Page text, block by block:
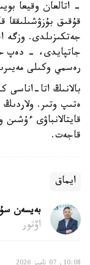
- اتالعان وقيعا
قۇقىق بۇزۋشىلىققا
جەتكىزىلدى. وزگە
جاتپايدى، - دەپ
رەسمي وكىلى
بالانىڭ اتا-اناسى
ەتىپ وتىر. ولاردىڭ
قايتالانباۋى
قاجەت.
ايماق
بەيسەن
اۆتور